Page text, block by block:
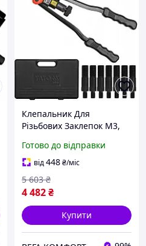
Клепальник Для
Різьбових Заклепок M3,
YATO (YT-36129)
Готово до відправки
від448₴/міс
4 482₴
5 603 ₴
Купити